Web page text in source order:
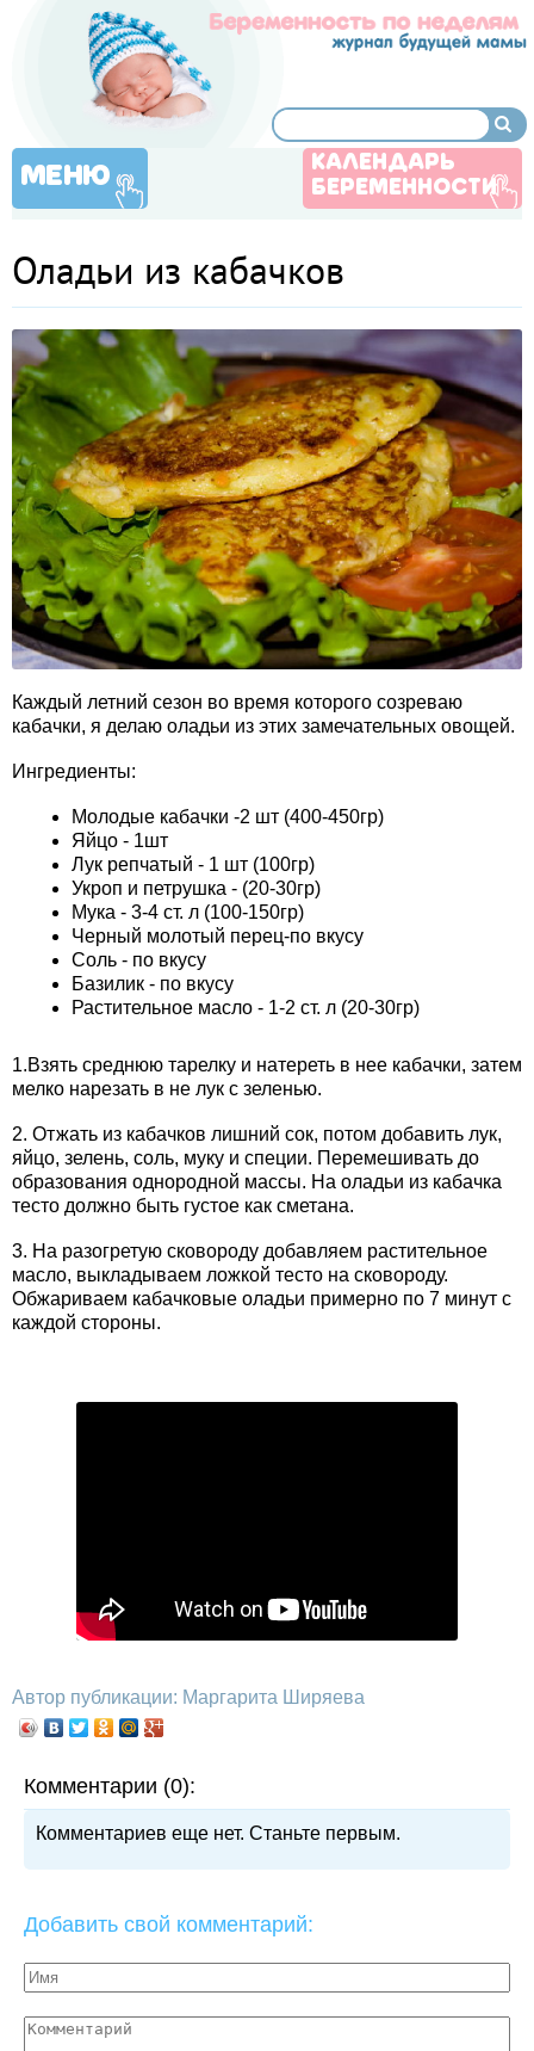
МЕНЮ
КАЛЕНДАРЬ
БЕРЕМЕННОСТИ
Оладьи из кабачков
Каждый летний сезон во время которого созреваю
кабачки, я делаю оладьи из этих замечательных овощей.
Ингредиенты:
Молодые кабачки -2 шт (400-450гр)
Яйцо - 1шт
Лук репчатый - 1 шт (100гр)
Укроп и петрушка - (20-30гр)
Мука - 3-4 ст. л (100-150гр)
Черный молотый перец-по вкусу
Соль - по вкусу
Базилик - по вкусу
Растительное масло - 1-2 ст. л (20-30гр)
1.Взять среднюю тарелку и натереть в нее кабачки, затем
мелко нарезать в не лук с зеленью.
2. Отжать из кабачков лишний сок, потом добавить лук,
яйцо, зелень, соль, муку и специи. Перемешивать до
образования однородной массы. На оладьи из кабачка
тесто должно быть густое как сметана.
3. На разогретую сковороду добавляем растительное
масло, выкладываем ложкой тесто на сковороду.
Обжариваем кабачковые оладьи примерно по 7 минут с
каждой стороны.
Автор публикации: Маргарита Ширяева
Комментарии (0):
Комментариев еще нет. Станьте первым.
Добавить свой комментарий: